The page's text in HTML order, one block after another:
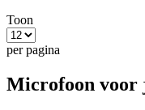
Toon
per pagina
Microfoon voor